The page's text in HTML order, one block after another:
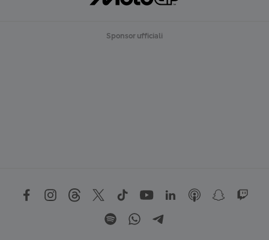
Sponsor ufficiali